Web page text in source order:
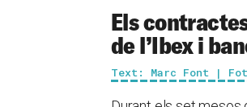
Els
de l’Ibex i
Text: Marc Font |